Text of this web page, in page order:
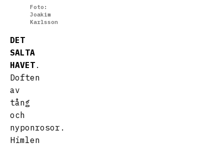
Foto:
Joakim
Karlsson
DET
SALTA
HAVET .
Doften
av
tång
och
nyponrosor.
Himlen